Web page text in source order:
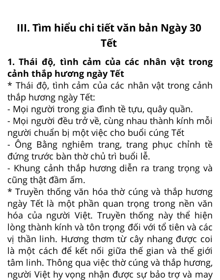
III. Tìm hiểu chi tiết văn bản Ngày 30
Tết
1. Thái độ, tình cảm của các nhân vật trong
cảnh thắp hương ngày Tết
* Thái độ, tình cảm của các nhân vật trong cảnh
thắp hương ngày Tết:
- Mọi người trong gia đình tề tựu, quây quần.
- Mọi người đều trở về, cùng nhau thành kính mỗi
người chuẩn bị một việc cho buổi cúng Tết
- Ông Bằng nghiêm trang, trang phục chỉnh tề
đứng trước bàn thờ chủ trì buổi lễ.
- Khung cảnh thắp hương diễn ra trang trọng và
cũng thật đầm ấm.
* Truyền thống văn hóa thờ cúng và thắp hương
ngày Tết là một phần quan trọng trong nền văn
hóa của người Việt. Truyền thống này thể hiện
lòng thành kính và tôn trọng đối với tổ tiên và các
vị thần linh. Hương thơm từ cây nhang được coi
là một cách để kết nối giữa thế gian và thế giới
tâm linh. Thông qua việc thờ cúng và thắp hương,
người Việt hy vọng nhận được sự bảo trợ và may